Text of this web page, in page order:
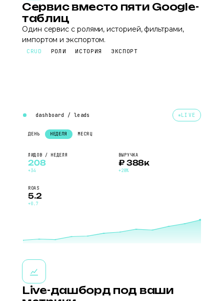
Сервис вместо пяти Google-
таблиц
Один сервис с ролями, историей, фильтрами,
импортом и экспортом.
CRUD РОЛИ ИСТОРИЯ ЭКСПОРТ
dashboard / leads LIVE
ДЕНЬ НЕДЕЛЯ МЕСЯЦ
ЛИДОВ / НЕДЕЛЯ
208
+34
ВЫРУЧКА
₽ 388к
+28%
ROAS
5.2
+0.7
Live-дашборд под ваши